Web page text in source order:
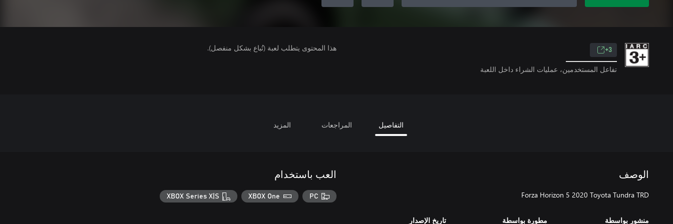
3+
تفاعل المستخدمين، عمليات الشراء داخل اللعبة
هذا المحتوى يتطلب لعبة (تُباع بشكل منفصل).
التفاصيل المراجعات المزيد
الوصف
Forza Horizon 5 2020 Toyota Tundra TRD
منشور بواسطة مطورة بواسطة تاريخ الإصدار
العب باستخدام
PC
XBOX One
XBOX Series X|S